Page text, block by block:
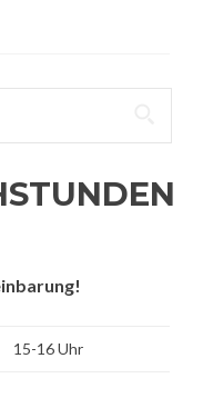
15-16 Uhr